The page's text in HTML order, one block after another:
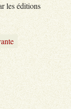
les éditions